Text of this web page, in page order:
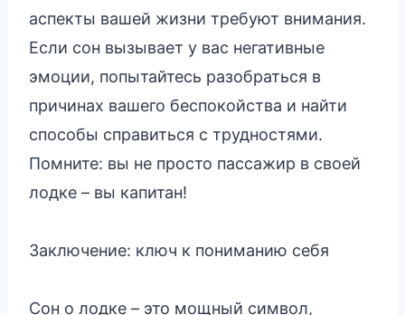
аспекты вашей жизни требуют внимания.
Если сон вызывает у вас негативные
эмоции, попытайтесь разобраться в
причинах вашего беспокойства и найти
способы справиться с трудностями.
Помните: вы не просто пассажир в своей
лодке – вы капитан!
Заключение: ключ к пониманию себя
Сон о лодке – это мощный символ,